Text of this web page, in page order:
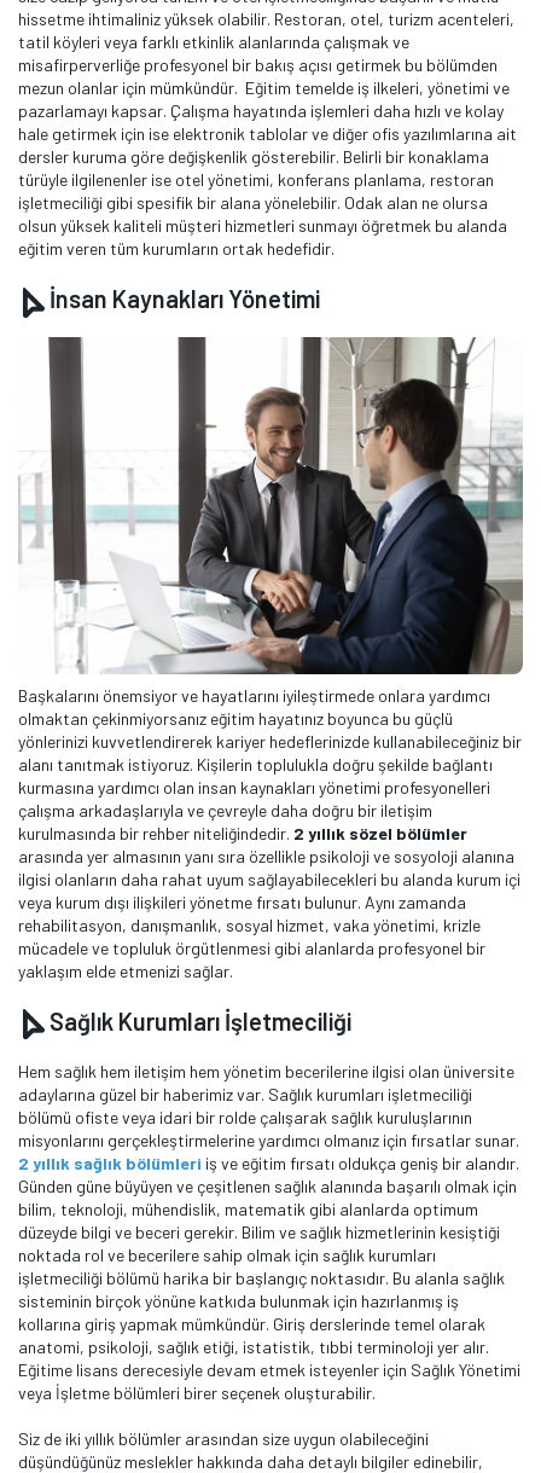
hissetme ihtimaliniz yüksek olabilir. Restoran, otel, turizm acenteleri,
tatil köyleri veya farklı etkinlik alanlarında çalışmak ve
misafirperverliğe profesyonel bir bakış açısı getirmek bu bölümden
mezun olanlar için mümkündür. Eğitim temelde iş ilkeleri, yönetimi ve
pazarlamayı kapsar. Çalışma hayatında işlemleri daha hızlı ve kolay
hale getirmek için ise elektronik tablolar ve diğer ofis yazılımlarına ait
dersler kuruma göre değişkenlik gösterebilir. Belirli bir konaklama
türüyle ilgilenenler ise otel yönetimi, konferans planlama, restoran
işletmeciliği gibi spesifik bir alana yönelebilir. Odak alan ne olursa
olsun yüksek kaliteli müşteri hizmetleri sunmayı öğretmek bu alanda
eğitim veren tüm kurumların ortak hedefidir.
İnsan Kaynakları Yönetimi
Başkalarını önemsiyor ve hayatlarını iyileştirmede onlara yardımcı
olmaktan çekinmiyorsanız eğitim hayatınız boyunca bu güçlü
yönlerinizi kuvvetlendirerek kariyer hedeflerinizde kullanabileceğiniz bir
alanı tanıtmak istiyoruz. Kişilerin toplulukla doğru şekilde bağlantı
kurmasına yardımcı olan insan kaynakları yönetimi profesyonelleri
çalışma arkadaşlarıyla ve çevreyle daha doğru bir iletişim
kurulmasında bir rehber niteliğindedir. 2 yıllık sözel bölümler
arasında yer almasının yanı sıra özellikle psikoloji ve sosyoloji alanına
ilgisi olanların daha rahat uyum sağlayabilecekleri bu alanda kurum içi
veya kurum dışı ilişkileri yönetme fırsatı bulunur. Aynı zamanda
rehabilitasyon, danışmanlık, sosyal hizmet, vaka yönetimi, krizle
mücadele ve topluluk örgütlenmesi gibi alanlarda profesyonel bir
yaklaşım elde etmenizi sağlar.
Sağlık Kurumları İşletmeciliği
Hem sağlık hem iletişim hem yönetim becerilerine ilgisi olan üniversite
adaylarına güzel bir haberimiz var. Sağlık kurumları işletmeciliği
bölümü ofiste veya idari bir rolde çalışarak sağlık kuruluşlarının
misyonlarını gerçekleştirmelerine yardımcı olmanız için fırsatlar sunar.
2 yıllık sağlık bölümleri iş ve eğitim fırsatı oldukça geniş bir alandır.
Günden güne büyüyen ve çeşitlenen sağlık alanında başarılı olmak için
bilim, teknoloji, mühendislik, matematik gibi alanlarda optimum
düzeyde bilgi ve beceri gerekir. Bilim ve sağlık hizmetlerinin kesiştiği
noktada rol ve becerilere sahip olmak için sağlık kurumları
işletmeciliği bölümü harika bir başlangıç noktasıdır. Bu alanla sağlık
sisteminin birçok yönüne katkıda bulunmak için hazırlanmış iş
kollarına giriş yapmak mümkündür. Giriş derslerinde temel olarak
anatomi, psikoloji, sağlık etiği, istatistik, tıbbi terminoloji yer alır.
Eğitime lisans derecesiyle devam etmek isteyenler için Sağlık Yönetimi
veya İşletme bölümleri birer seçenek oluşturabilir.
Siz de iki yıllık bölümler arasından size uygun olabileceğini
düşündüğünüz meslekler hakkında daha detaylı bilgiler edinebilir,